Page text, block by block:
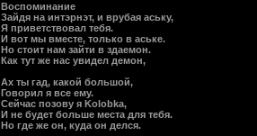
Воспоминание
Зайдя на интэрнэт, и врубая аську,
Я приветствовал тебя.
И вот мы вместе, только в аське.
Но стоит нам зайти в здаемон.
Как тут же нас увидел демон,
Ах ты гад, какой большой,
Говорил я все ему.
Сейчас позову я Kolobka,
И не будет больше места для тебя.
Но где же он, куда он делся.